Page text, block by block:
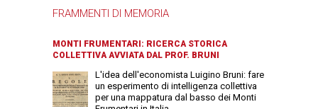
FRAMMENTI DI MEMORIA
MONTI FRUMENTARI: RICERCA STORICA
COLLETTIVA AVVIATA DAL PROF. BRUNI
L'idea dell'economista Luigino Bruni: fare
un esperimento di intelligenza collettiva
per una mappatura dal basso dei Monti